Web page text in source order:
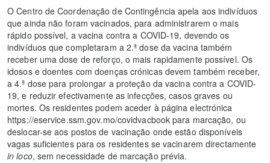
O Centro de Coordenação de Contingência apela aos indivíduos
que ainda não foram vacinados, para administrarem o mais
rápido possível, a vacina contra a COVID-19, devendo os
indivíduos que completaram a 2.ª dose da vacina também
receber uma dose de reforço, o mais rapidamente possível. Os
idosos e doentes com doenças crónicas devem também receber,
a 4.ª dose para prolongar a proteção da vacina contra a COVID-
19, e reduzir efectivamente as infecções, casos graves ou
mortes. Os residentes podem aceder à página electrónica
https://eservice.ssm.gov.mo/covidvacbook para marcação, ou
deslocar-se aos postos de vacinação onde estão disponíveis
vagas suficientes para os residentes se vacinarem directamente
in loco, sem necessidade de marcação prévia.